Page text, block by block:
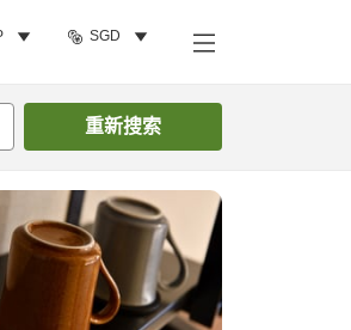
SGD
重新搜索
搜索客房